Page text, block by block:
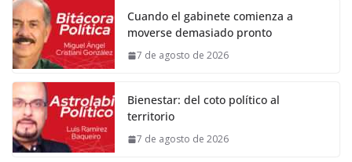
Cuando el gabinete comienza a
moverse demasiado pronto
7 de agosto de 2026
Bienestar: del coto político al
territorio
7 de agosto de 2026